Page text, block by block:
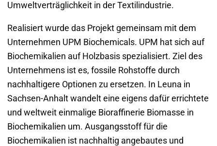
Umweltverträglichkeit in der Textilindustrie.
Realisiert wurde das Projekt gemeinsam mit dem
Unternehmen UPM Biochemicals. UPM hat sich auf
Biochemikalien auf Holzbasis spezialisiert. Ziel des
Unternehmens ist es, fossile Rohstoffe durch
nachhaltigere Optionen zu ersetzen. In Leuna in
Sachsen-Anhalt wandelt eine eigens dafür errichtete
und weltweit einmalige Bioraffinerie Biomasse in
Biochemikalien um. Ausgangsstoff für die
Biochemikalien ist nachhaltig angebautes und